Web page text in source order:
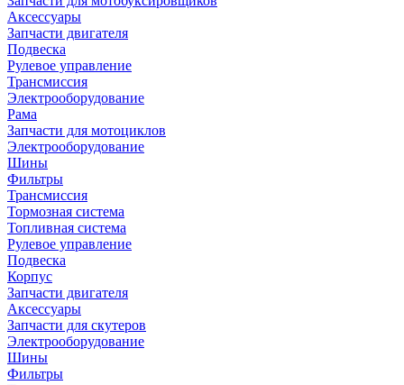
Аксессуары
Запчасти двигателя
Подвеска
Рулевое управление
Трансмиссия
Электрооборудование
Рама
Запчасти для мотоциклов
Электрооборудование
Шины
Фильтры
Трансмиссия
Тормозная система
Топливная система
Рулевое управление
Подвеска
Корпус
Запчасти двигателя
Аксессуары
Запчасти для скутеров
Электрооборудование
Шины
Фильтры